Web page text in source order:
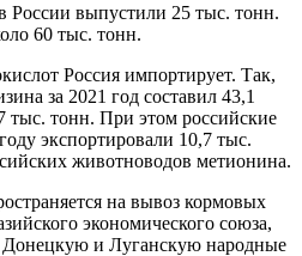
России выпустили 25 тыс. тонн.
60 тыс. тонн.
Россия импортирует. Так,
за 2021 год составил 43,1
тыс. тонн. При этом российские
экспортировали 10,7 тыс.
животноводов метионина.
на вывоз кормовых
экономического союза,
и Луганскую народные